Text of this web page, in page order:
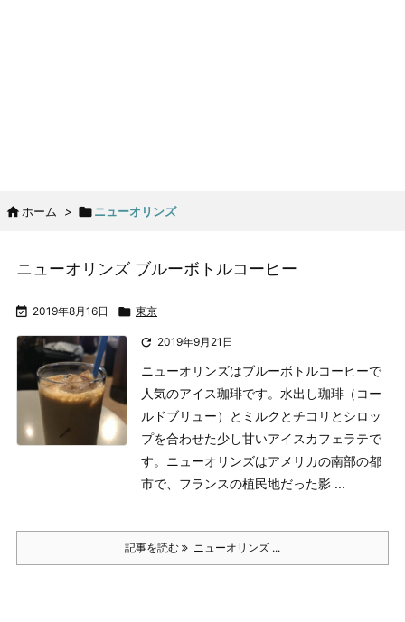
 ホーム > ニューオリンズ
ニューオリンズ ブルーボトルコーヒー
 2019年8月16日  東京
 2019年9月21日
ニューオリンズはブルーボトルコーヒーで
人気のアイス珈琲です。水出し珈琲（コー
ルドブリュー）とミルクとチコリとシロッ
プを合わせた少し甘いアイスカフェラテで
す。 ニューオリンズはアメリカの南部の都
市で、フランスの植民地だった影 ...
記事を読む ニューオリンズ ...